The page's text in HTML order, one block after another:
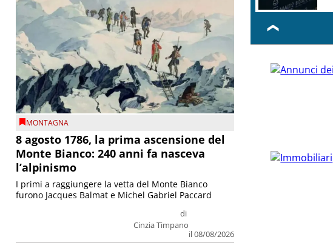
MONTAGNA
8 agosto 1786, la prima ascensione del
Monte Bianco: 240 anni fa nasceva
l’alpinismo
di
Cinzia Timpano
il 08/08/2026
I primi a raggiungere la vetta del Monte Bianco
furono Jacques Balmat e Michel Gabriel Paccard
❮